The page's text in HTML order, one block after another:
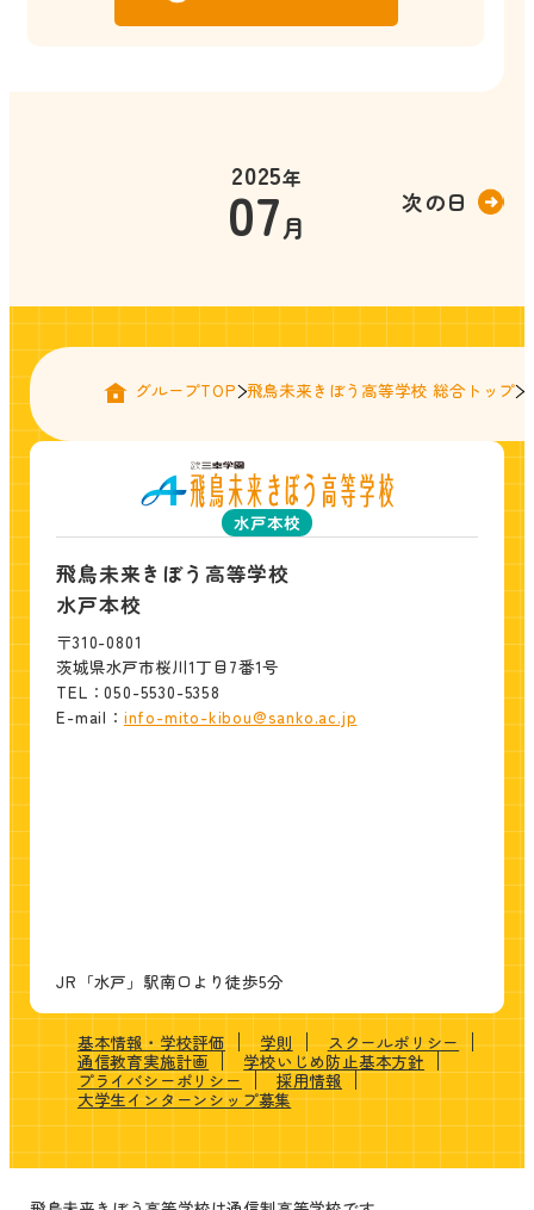
2025年
07月
次の日
グループTOP 飛鳥未来きぼう高等学校 総合トップ
水戸本校
飛鳥未来きぼう高等学校
水戸本校
〒310-0801
茨城県水戸市桜川1丁目7番1号
TEL：050-5530-5358
E-mail： info-mito-kibou@sanko.ac.jp
JR「水戸」駅南口より徒歩5分
基本情報・学校評価 学則
スクールポリシー
通信教育実施計画
学校いじめ防止基本方針
プライバシーポリシー
採用情報
大学生インターンシップ募集